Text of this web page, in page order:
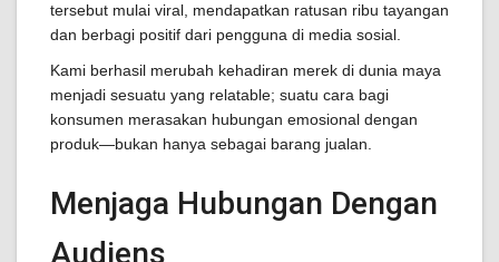
tersebut mulai viral, mendapatkan ratusan ribu tayangan
dan berbagi positif dari pengguna di media sosial.
Kami berhasil merubah kehadiran merek di dunia maya
menjadi sesuatu yang relatable; suatu cara bagi
konsumen merasakan hubungan emosional dengan
produk—bukan hanya sebagai barang jualan.
Menjaga Hubungan Dengan
Audiens